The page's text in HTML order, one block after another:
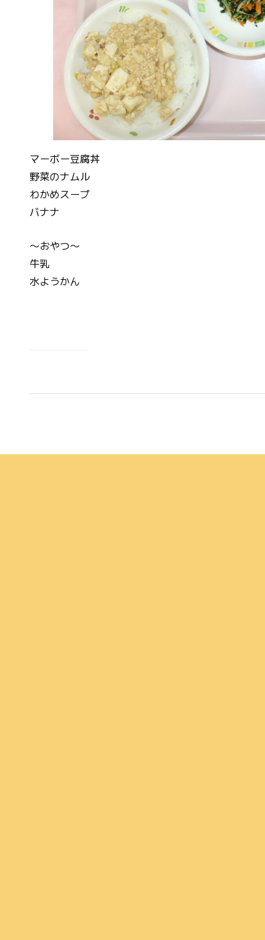
マーボー豆腐丼
野菜のナムル
わかめスープ
バナナ
～おやつ～
牛乳
水ようかん